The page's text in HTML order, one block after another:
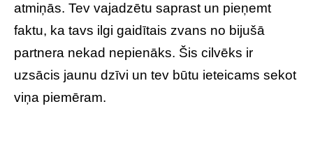
atmiņās. Tev vajadzētu saprast un pieņemt
faktu, ka tavs ilgi gaidītais zvans no bijušā
partnera nekad nepienāks. Šis cilvēks ir
uzsācis jaunu dzīvi un tev būtu ieteicams sekot
viņa piemēram.